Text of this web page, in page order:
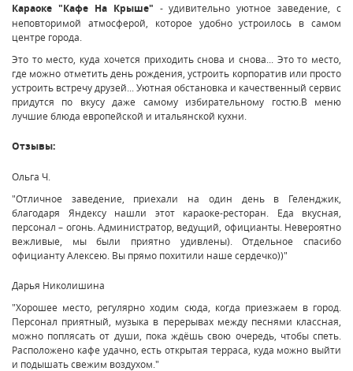
Караоке "Кафе На Крыше" - удивительно уютное заведение, с
неповторимой атмосферой, которое удобно устроилось в самом
центре города.
Это то место, куда хочется приходить снова и снова... Это то место,
где можно отметить день рождения, устроить корпоратив или просто
устроить встречу друзей... Уютная обстановка и качественный сервис
придутся по вкусу даже самому избирательному гостю.В меню
лучшие блюда европейской и итальянской кухни.
Отзывы:
Ольга Ч.
"Отличное заведение, приехали на один день в Геленджик,
благодаря Яндексу нашли этот караоке-ресторан. Еда вкусная,
персонал – огонь. Администратор, ведущий, официанты. Невероятно
вежливые, мы были приятно удивлены). Отдельное спасибо
официанту Алексею. Вы прямо похитили наше сердечко))"
Дарья Николишина
"Хорошее место, регулярно ходим сюда, когда приезжаем в город.
Персонал приятный, музыка в перерывах между песнями классная,
можно поплясать от души, пока ждёшь свою очередь, чтобы спеть.
Расположено кафе удачно, есть открытая терраса, куда можно выйти
и подышать свежим воздухом."